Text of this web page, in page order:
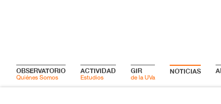
OBSERVATORIO
Quiénes Somos
ACTIVIDAD
Estudios
GIR
de la UVa
NOTICIAS